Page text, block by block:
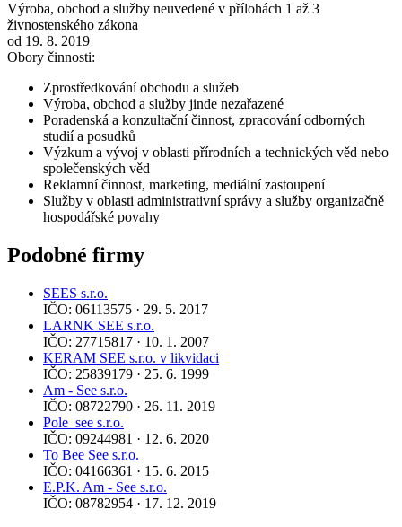
Výroba, obchod a služby neuvedené v přílohách 1 až 3
živnostenského zákona
od 19. 8. 2019
Obory činnosti:
Zprostředkování obchodu a služeb
Výroba, obchod a služby jinde nezařazené
Poradenská a konzultační činnost, zpracování odborných
studií a posudků
Výzkum a vývoj v oblasti přírodních a technických věd nebo
společenských věd
Reklamní činnost, marketing, mediální zastoupení
Služby v oblasti administrativní správy a služby organizačně
hospodářské povahy
Podobné firmy
SEES s.r.o.
IČO: 06113575 · 29. 5. 2017
LARNK SEE s.r.o.
IČO: 27715817 · 10. 1. 2007
KERAM SEE s.r.o. v likvidaci
IČO: 25839179 · 25. 6. 1999
Am - See s.r.o.
IČO: 08722790 · 26. 11. 2019
Pole_see s.r.o.
IČO: 09244981 · 12. 6. 2020
To Bee See s.r.o.
IČO: 04166361 · 15. 6. 2015
E.P.K. Am - See s.r.o.
IČO: 08782954 · 17. 12. 2019